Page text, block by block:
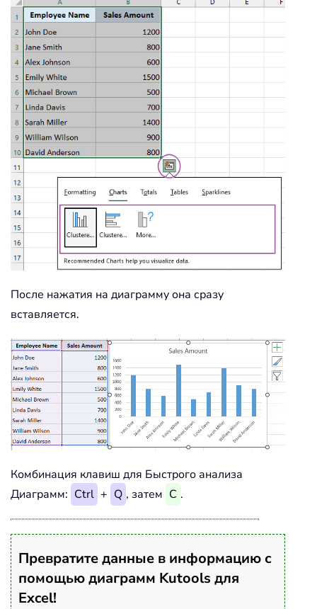
После нажатия на диаграмму она сразу
вставляется.
Комбинация клавиш для Быстрого анализа
Диаграмм: Ctrl + Q , затем C .
Превратите данные в информацию с
помощью диаграмм Kutools для
Excel!